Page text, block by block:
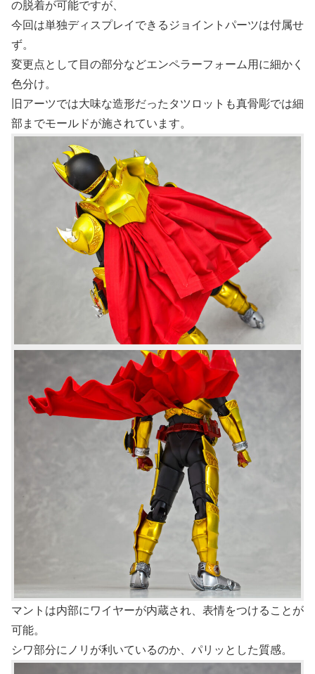
の脱着が可能ですが、
今回は単独ディスプレイできるジョイントパーツは付属せ
ず。
変更点として目の部分などエンペラーフォーム用に細かく
色分け。
旧アーツでは大味な造形だったタツロットも真骨彫では細
部までモールドが施されています。
マントは内部にワイヤーが内蔵され、表情をつけることが
可能。
シワ部分にノリが利いているのか、パリッとした質感。